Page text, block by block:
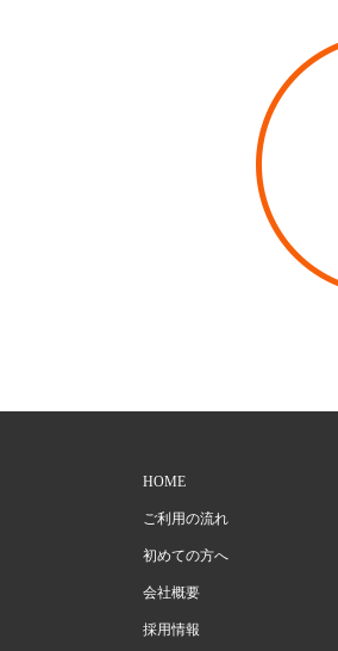
HOME
ご利用の流れ
初めての方へ
会社概要
採用情報